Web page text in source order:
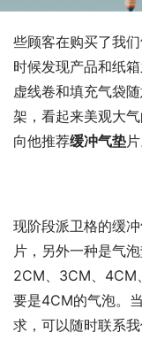
些顾客在购买了我
时候发现产品和纸
虚线卷和填充气袋
架，看起来美观大
向他推荐缓冲气垫片
现阶段派卫格的缓
片，另外一种是气
2CM、3CM、4CM
要是4CM的气泡。
求，可以随时联系我